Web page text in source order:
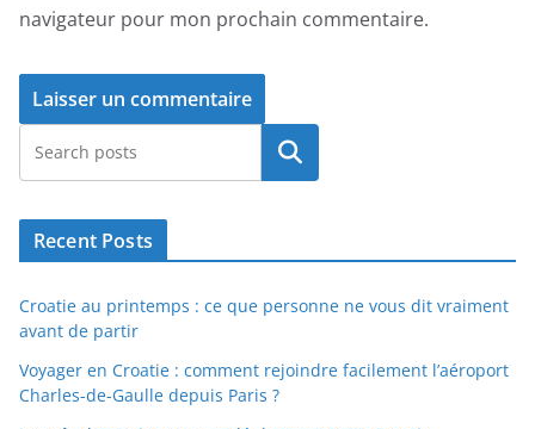
navigateur pour mon prochain commentaire.
Rechercher
Recent Posts
Croatie au printemps : ce que personne ne vous dit vraiment
avant de partir
Voyager en Croatie : comment rejoindre facilement l’aéroport
Charles-de-Gaulle depuis Paris ?